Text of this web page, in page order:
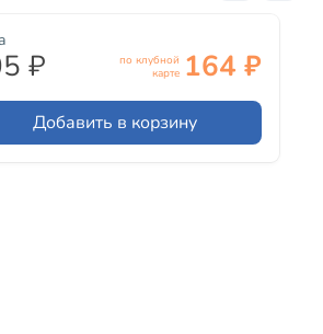
₽
по клубной
карте 164 ₽
Добавить в корзину